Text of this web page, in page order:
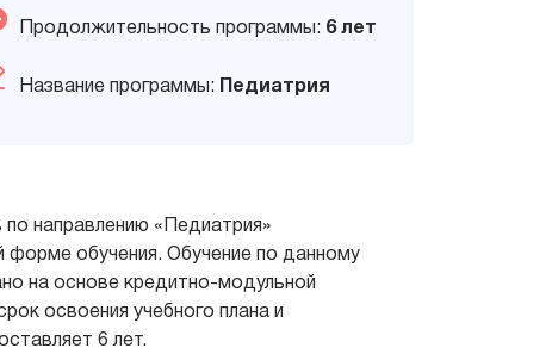
Продолжительность программы: 6 лет
Название программы: Педиатрия
по направлению «Педиатрия»
форме обучения. Обучение по данному
на основе кредитно-модульной
освоения учебного плана и
6 лет.